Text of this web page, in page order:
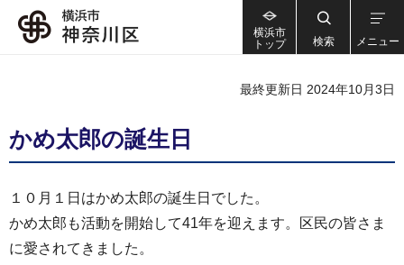
横浜市
トップ
検索 メニュー
最終更新日 2024年10月3日
かめ太郎の誕生日
１０月１日はかめ太郎の誕生日でした。
かめ太郎も活動を開始して41年を迎えます。区民の皆さま
に愛されてきました。